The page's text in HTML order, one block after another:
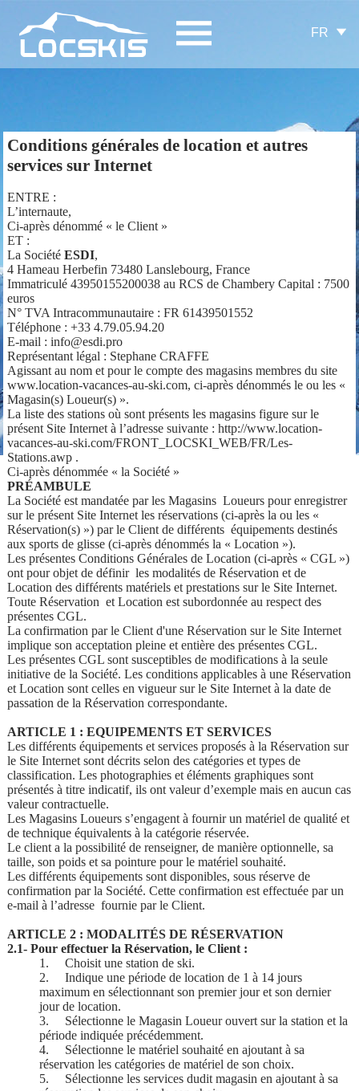
FR
Conditions générales de location et autres
services sur Internet
ENTRE :
L’internaute,
Ci-après dénommé « le Client »
ET :
La Société ESDI,
4 Hameau Herbefin 73480 Lanslebourg, France
Immatriculé 43950155200038 au RCS de Chambery Capital : 7500
euros
N° TVA Intracommunautaire : FR 61439501552
Téléphone : +33 4.79.05.94.20
E-mail : info@esdi.pro
Représentant légal : Stephane CRAFFE
Agissant au nom et pour le compte des magasins membres du site
www.location-vacances-au-ski.com, ci-après dénommés le ou les «
Magasin(s) Loueur(s) ».
La liste des stations où sont présents les magasins figure sur le
présent Site Internet à l’adresse suivante : http://www.location-
vacances-au-ski.com/FRONT_LOCSKI_WEB/FR/Les-
Stations.awp .
Ci-après dénommée « la Société »
PRÉAMBULE
La Société est mandatée par les Magasins Loueurs pour enregistrer
sur le présent Site Internet les réservations (ci-après la ou les «
Réservation(s) ») par le Client de différents équipements destinés
aux sports de glisse (ci-après dénommés la « Location »).
Les présentes Conditions Générales de Location (ci-après « CGL »)
ont pour objet de définir les modalités de Réservation et de
Location des différents matériels et prestations sur le Site Internet.
Toute Réservation et Location est subordonnée au respect des
présentes CGL.
La confirmation par le Client d'une Réservation sur le Site Internet
implique son acceptation pleine et entière des présentes CGL.
Les présentes CGL sont susceptibles de modifications à la seule
initiative de la Société. Les conditions applicables à une Réservation
et Location sont celles en vigueur sur le Site Internet à la date de
passation de la Réservation correspondante.
ARTICLE 1 : EQUIPEMENTS ET SERVICES
Les différents équipements et services proposés à la Réservation sur
le Site Internet sont décrits selon des catégories et types de
classification. Les photographies et éléments graphiques sont
présentés à titre indicatif, ils ont valeur d’exemple mais en aucun cas
valeur contractuelle.
Les Magasins Loueurs s’engagent à fournir un matériel de qualité et
de technique équivalents à la catégorie réservée.
Le client a la possibilité de renseigner, de manière optionnelle, sa
taille, son poids et sa pointure pour le matériel souhaité.
Les différents équipements sont disponibles, sous réserve de
confirmation par la Société. Cette confirmation est effectuée par un
e-mail à l’adresse fournie par le Client.
ARTICLE 2 : MODALITÉS DE RÉSERVATION
2.1- Pour effectuer la Réservation, le Client :
1.
Choisit une station de ski.
2.
Indique une période de location de 1 à 14 jours
maximum en sélectionnant son premier jour et son dernier
jour de location.
3.
Sélectionne le Magasin Loueur ouvert sur la station et la
période indiquée précédemment.
4.
Sélectionne le matériel souhaité en ajoutant à sa
réservation les catégories de matériel de son choix.
5.
Sélectionne les services dudit magasin en ajoutant à sa